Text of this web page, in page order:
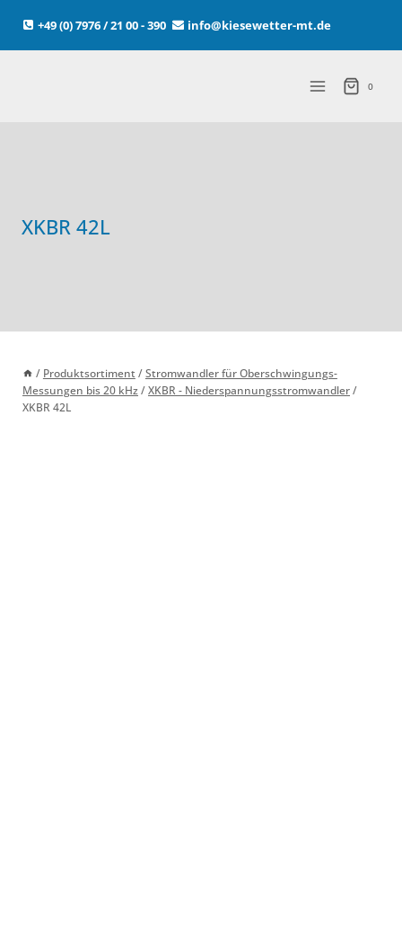
Inhalt
springen
+49 (0) 7976 / 21 00 - 390 info@kiesewetter-mt.de
0
XKBR 42L
/ Produktsortiment /Stromwandler für Oberschwingungs-
Messungen bis 20 kHz /XKBR - Niederspannungsstromwandler/
XKBR 42L